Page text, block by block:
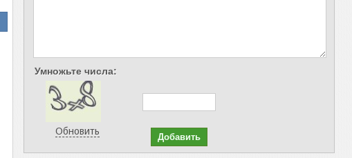
Умножьте числа:
Обновить